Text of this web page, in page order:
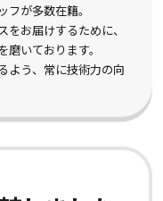
が多数在籍。
をお届けするために、
いております。
よう、常に技術力の向